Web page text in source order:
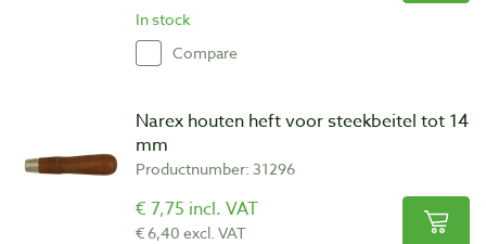
In stock
Compare
Narex houten heft voor steekbeitel tot 14
mm
Productnumber: 31296
€ 7,75 incl. VAT
€ 6,40 excl. VAT